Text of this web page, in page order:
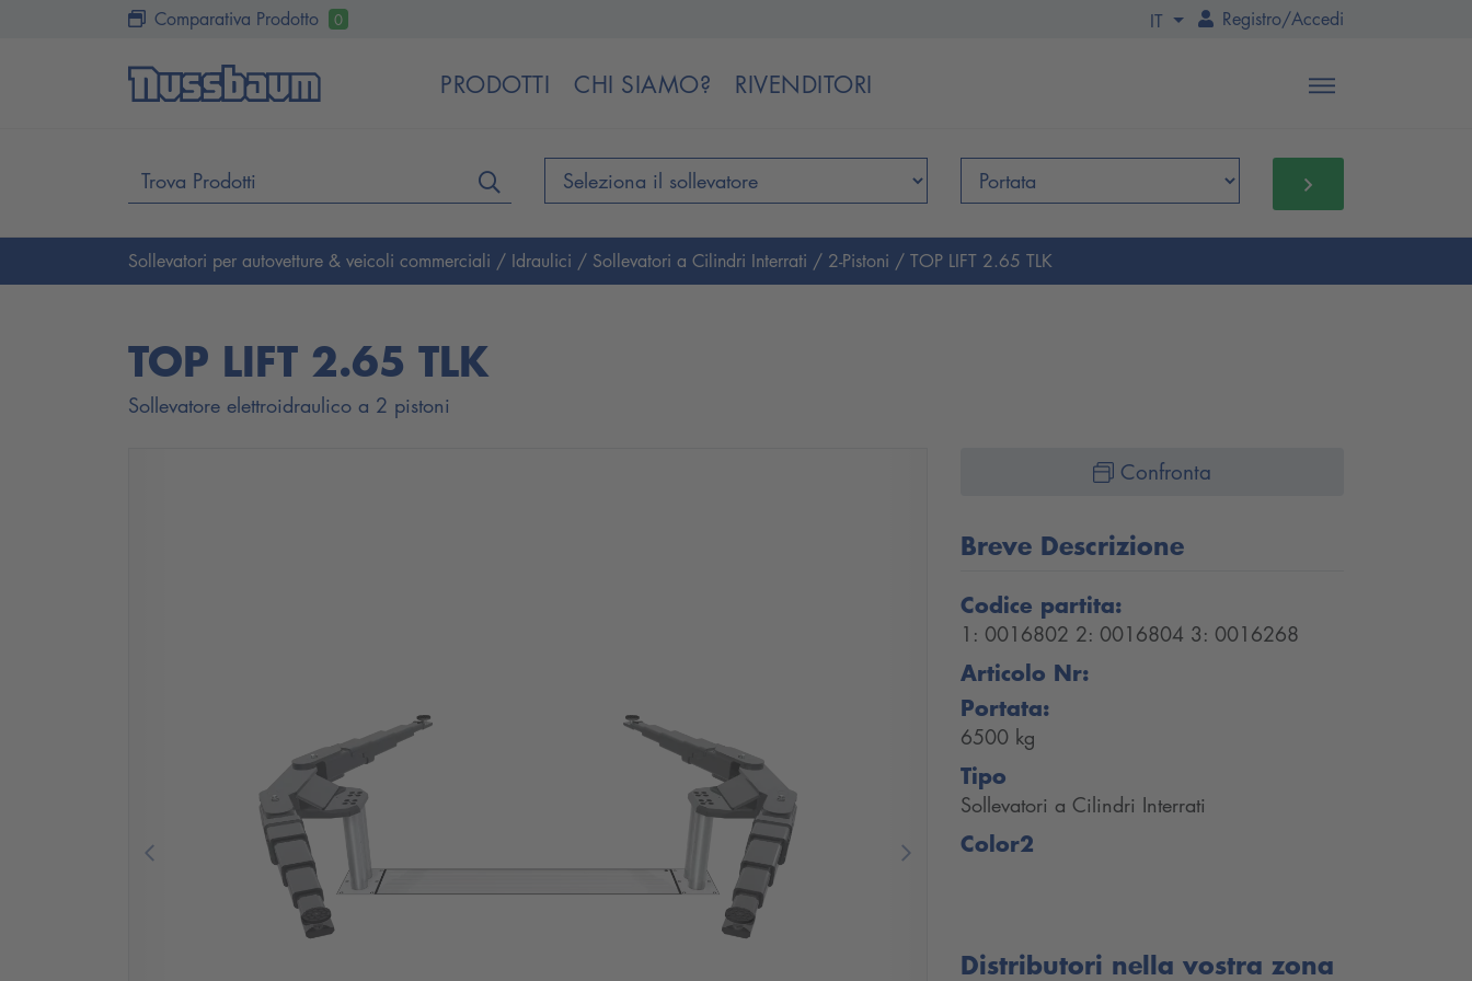
Comparativa Prodotto 0 IT Registro/Accedi
PRODOTTI CHI SIAMO? RIVENDITORI
Sollevatori per autovetture & veicoli commerciali / Idraulici / Sollevatori a Cilindri Interrati / 2-Pistoni / TOP LIFT 2.65 TLK
TOP LIFT 2.65 TLK
Sollevatore elettroidraulico a 2 pistoni
Previous Next
Confronta
Breve Descrizione
Codice partita:
1: 0016802 2: 0016804 3: 0016268
Articolo Nr:
Portata:
6500 kg
Tipo
Sollevatori a Cilindri Interrati
Color2
Distributori nella vostra zona